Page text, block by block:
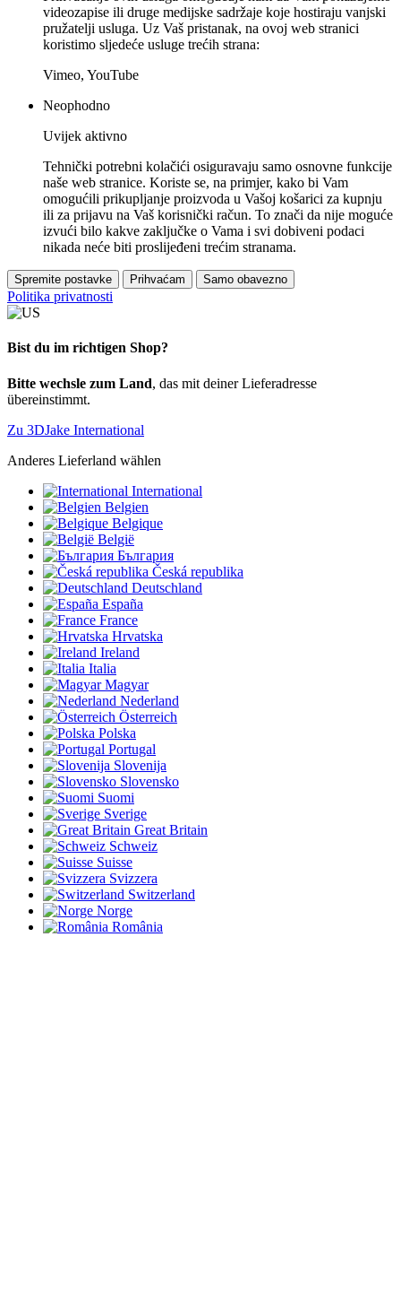
videozapise ili druge medijske sadržaje koje hostiraju vanjski
pružatelji usluga. Uz Vaš pristanak, na ovoj web stranici
koristimo sljedeće usluge trećih strana:
Vimeo, YouTube
Neophodno
Uvijek aktivno
Tehnički potrebni kolačići osiguravaju samo osnovne funkcije
naše web stranice. Koriste se, na primjer, kako bi Vam
omogućili prikupljanje proizvoda u Vašoj košarici za kupnju
ili za prijavu na Vaš korisnički račun. To znači da nije moguće
izvući bilo kakve zaključke o Vama i svi dobiveni podaci
nikada neće biti proslijeđeni trećim stranama.
Spremite postavke Prihvaćam Samo obavezno
Politika privatnosti
Bist du im richtigen Shop?
Bitte wechsle zum Land, das mit deiner Lieferadresse
übereinstimmt.
Zu 3DJake International
Anderes Lieferland wählen
International
Belgien
Belgique
België
България
Česká republika
Deutschland
España
France
Hrvatska
Ireland
Italia
Magyar
Nederland
Österreich
Polska
Portugal
Slovenija
Slovensko
Suomi
Sverige
Great Britain
Schweiz
Suisse
Svizzera
Switzerland
Norge
România